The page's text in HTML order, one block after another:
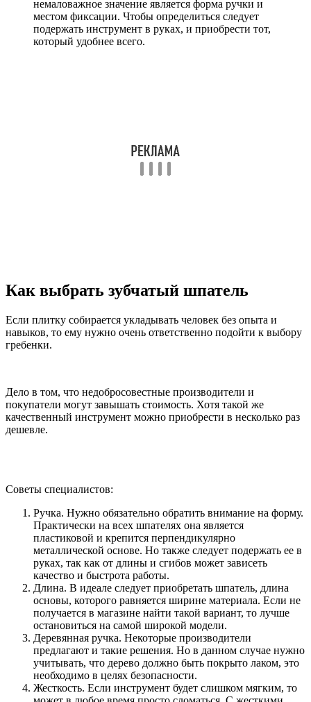
немаловажное значение является форма ручки и
местом фиксации. Чтобы определиться следует
подержать инструмент в руках, и приобрести тот,
который удобнее всего.
Как выбрать зубчатый шпатель
Если плитку собирается укладывать человек без опыта и
навыков, то ему нужно очень ответственно подойти к выбору
гребенки.
Дело в том, что недобросовестные производители и
покупатели могут завышать стоимость. Хотя такой же
качественный инструмент можно приобрести в несколько раз
дешевле.
Советы специалистов:
Ручка. Нужно обязательно обратить внимание на форму.
Практически на всех шпателях она является
пластиковой и крепится перпендикулярно
металлической основе. Но также следует подержать ее в
руках, так как от длины и сгибов может зависеть
качество и быстрота работы.
Длина. В идеале следует приобретать шпатель, длина
основы, которого равняется ширине материала. Если не
получается в магазине найти такой вариант, то лучше
остановиться на самой широкой модели.
Деревянная ручка. Некоторые производители
предлагают и такие решения. Но в данном случае нужно
учитывать, что дерево должно быть покрыто лаком, это
необходимо в целях безопасности.
Жесткость. Если инструмент будет слишком мягким, то